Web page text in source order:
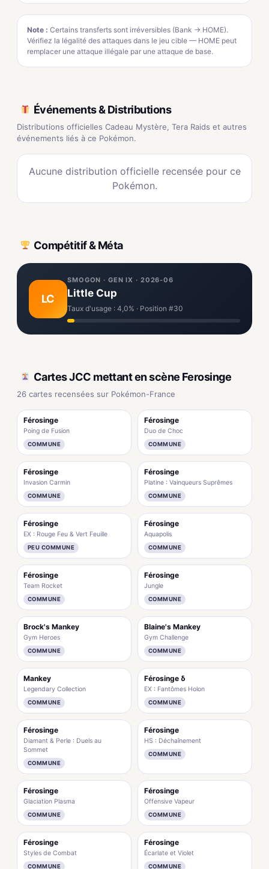
Note : Certains transferts sont irréversibles (Bank → HOME).
Vérifiez la légalité des attaques dans le jeu cible — HOME peut
remplacer une attaque illégale par une attaque de base.
Événements & Distributions
Distributions officielles Cadeau Mystère, Tera Raids et autres
événements liés à ce Pokémon.
Aucune distribution officielle recensée pour ce
Pokémon.
Compétitif & Méta
LC
SMOGON · GEN IX · 2026-06
Little Cup
Taux d'usage : 4,0% · Position #30
Cartes JCC mettant en scène Ferosinge
26 cartes recensées sur Pokémon-France
Férosinge
Poing de Fusion
COMMUNE
Férosinge
Duo de Choc
COMMUNE
Férosinge
Invasion Carmin
COMMUNE
Férosinge
Platine : Vainqueurs Suprêmes
COMMUNE
Férosinge
EX : Rouge Feu & Vert Feuille
PEU COMMUNE
Férosinge
Aquapolis
COMMUNE
Férosinge
Team Rocket
COMMUNE
Férosinge
Jungle
COMMUNE
Brock's Mankey
Gym Heroes
COMMUNE
Blaine's Mankey
Gym Challenge
COMMUNE
Mankey
Legendary Collection
COMMUNE
Férosinge δ
EX : Fantômes Holon
COMMUNE
Férosinge
Diamant & Perle : Duels au
Sommet
COMMUNE
Férosinge
HS : Déchaînement
COMMUNE
Férosinge
Glaciation Plasma
COMMUNE
Férosinge
Offensive Vapeur
COMMUNE
Férosinge
Styles de Combat
COMMUNE
Férosinge
Écarlate et Violet
COMMUNE